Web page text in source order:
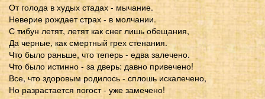
От голода в худых стадах - мычание.
Неверие рождает страх - в молчании.
С тибун летят, летят как снег лишь обещания,
Да черные, как смертный грех стенания.
Что было раньше, что теперь - едва залечено.
Что было истинно - за дверь: давно привечено!
Все, что здоровым родилось - сплошь искалечено,
Но разрастается погост - уже замечено!